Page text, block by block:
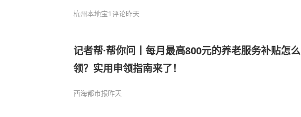
杭州本地宝1评论昨天
记者帮·帮你问丨每月最高800元的养老服务补贴怎么
领？实用申领指南来了！
西海都市报昨天